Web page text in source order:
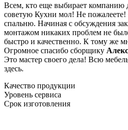
Всем, кто еще выбирает компанию
советую Кухни мол! Не пожалеете!
спальню. Начиная с обсуждения
монтажом никаких проблем не
быстро и качественно. К тому же
Огромное спасибо сборщику
Это мастер своего дела! Всю
здесь.
Качество продукции
Уровень сервиса
Срок изготовления